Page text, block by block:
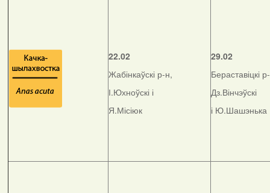
22.02
Жабінкаўскі р-н,
І.Юхноўскі і
Я.Місіюк
29.02
Бераставіцкі
Дз.Вінчэўскі
і Ю.Шашэнька